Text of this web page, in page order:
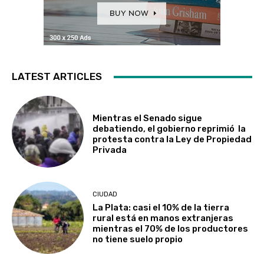
LATEST ARTICLES
Mientras el Senado sigue
debatiendo, el gobierno reprimió la
protesta contra la Ley de Propiedad
Privada
CIUDAD
La Plata: casi el 10% de la tierra
rural está en manos extranjeras
mientras el 70% de los productores
no tiene suelo propio